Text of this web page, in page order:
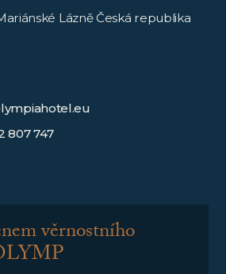
Lázně Česká republika
807 747
věrnostního